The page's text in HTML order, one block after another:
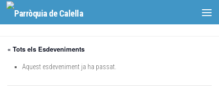
Skip to content
« Tots els Esdeveniments
Aquest esdeveniment ja ha passat.